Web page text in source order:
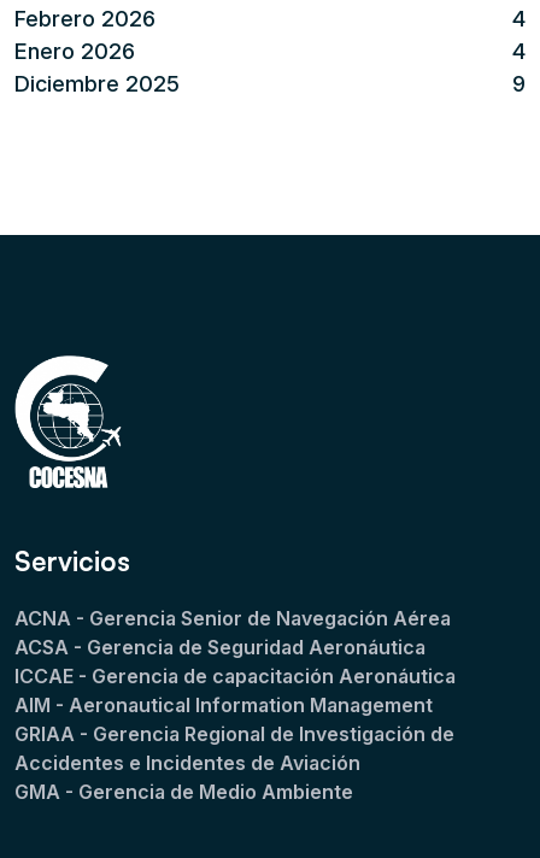
Febrero 2026
4
Enero 2026
4
Diciembre 2025
9
Servicios
ACNA - Gerencia Senior de Navegación Aérea
ACSA - Gerencia de Seguridad Aeronáutica
ICCAE - Gerencia de capacitación Aeronáutica
AIM - Aeronautical Information Management
GRIAA - Gerencia Regional de Investigación de
Accidentes e Incidentes de Aviación
GMA - Gerencia de Medio Ambiente